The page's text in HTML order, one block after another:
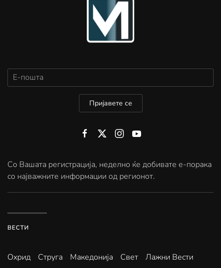
Пријавете се
Со Вашата регистрација, неделно ќе добивате е-порака
со најважните информации од регионот.
ВЕСТИ
Охрид Струга Македонија Свет
Лажни Вести